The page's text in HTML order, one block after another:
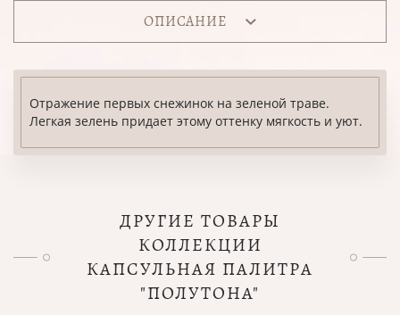
ОПИСАНИЕ
Отражение первых снежинок на зеленой траве.
Легкая зелень придает этому оттенку мягкость и уют.
ДРУГИЕ ТОВАРЫ
КОЛЛЕКЦИИ
КАПСУЛЬНАЯ ПАЛИТРА
"ПОЛУТОНА"